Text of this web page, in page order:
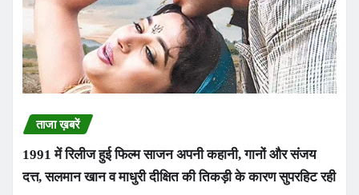
ताजा ख़बरें
1991 में रिलीज हुई फिल्म साजन अपनी कहानी, गानों और संजय
दत्त, सलमान खान व माधुरी दीक्षित की तिकड़ी के कारण सुपरहिट रही